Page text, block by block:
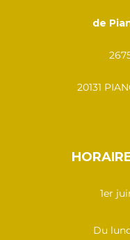
de
20131
1er
Du